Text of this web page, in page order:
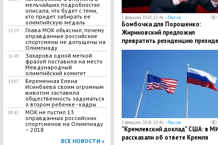
мельчайших подробностях
описала, что будет с теми,
кто придет забирать ее
олимпийскую медаль
19:59
Глава МОК объяснил, почему
оправданные российские
спортсмены не допущены на
Олимпиаду
16:49
Захарова одной меткой
фразой поставила на место
Международный
олимпийский комитет
14:07
Беременная Елена
Исинбаева своим огромным
животом заставила
общественность задуматься
о втором ребенке - кадры
08:41
МОК не пустил 13
оправданных российских
спортсменов на Олимпиаду
– 2018
ВСЕ НОВОСТИ »
5 февраля 2018, 13:46 —Россия
Бомбочка для Порошенко:
Жириновский предложил
превратить резиденцию
Украины в радиоактивный
5 февраля 2018, 10:41 —Россия
"Кремлевский доклад" США: в
рассказали об ответе Кремля